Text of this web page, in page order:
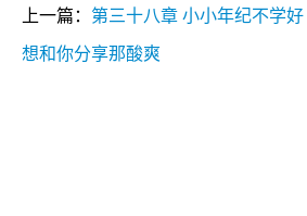
上一篇： 第三十八章 小小年纪不学好
想和你分享那酸爽